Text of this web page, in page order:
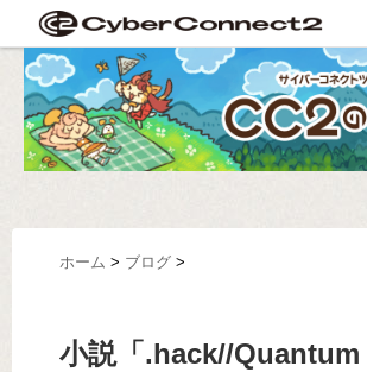
ホーム > ブログ >
小説「.hack//